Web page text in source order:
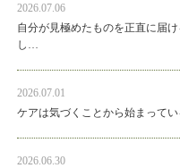
2026.07.06
自分が見極めたものを正直に届
し…
2026.07.01
ケアは気づくことから始まってい
2026.06.30